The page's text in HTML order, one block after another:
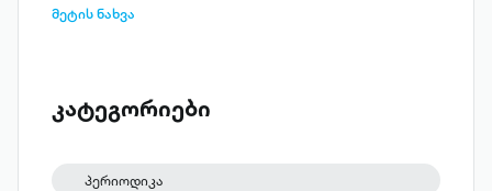
მეტის ნახვა
კატეგორიები
პერიოდიკა